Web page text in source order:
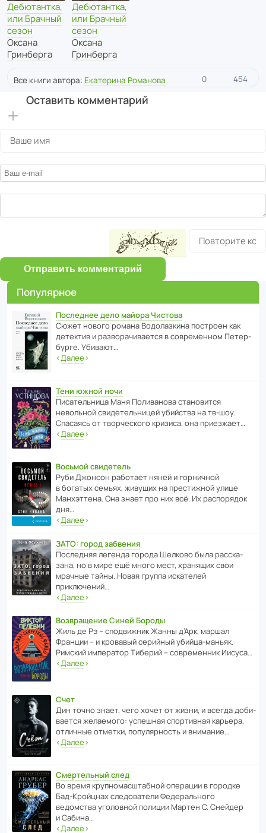
Дебютантка,
или Брачный
сезон
Оксана
Гринберга
Дебютантка,
или Брачный
сезон
Оксана
Гринберга
Все книги автора: Екатерина Романова 0 454
Оставить комментарий
Отправить комментарий
Популярное
Последнее дело майора Чистова
Сюжет нового романа Водо­ла­з­кина пост­роен как
дете­ктив и разво­ра­чи­ва­ется в совре­менном Пете­р­
бурге. Убивают…
‹Далее›
Тени южной ночи
Писа­тель­ница Маня Поли­ва­нова стано­вится
невольной свиде­тель­ницей убийства на тв-шоу.
Спасаясь от твор­че­с­кого кризиса, она приезжает…
‹Далее›
Восьмой свидетель
Руби Джонсон рабо­тает няней и горни­чной
в богатых семьях, живущих на прес­ти­жной улице
Манх­эт­тена. Она знает про них всё. Их распо­рядок
дня…
‹Далее›
ЗАТО: город забвения
После­дняя легенда города Шелково была расска­
зана, но в мире ещё много мест, хранящих свои
мрачные тайны. Новая группа иска­телей
приключений…
‹Далее›
Возвращение Синей Бороды
Жиль де Рэ – спод­ви­жник Жанны д’Арк, маршал
Франции – и кровавый серийный убийца-маньяк.
Римский импе­ратор Тиберий – совре­менник Иисуса…
‹Далее›
Счет
Дин точно знает, чего хочет от жизни, и всегда доби­
ва­ется жела­е­мого: успе­шная спор­ти­вная карьера,
отли­чные отметки, попу­ля­р­ность и внимание…
‹Далее›
Смертельный след
Во время круп­но­мас­ш­та­бной операции в городке
Бад‑Крой­цнах следо­ва­тели Феде­раль­ного
ведомства уголо­вной полиции Мартен С. Снейдер
и Сабина…
‹Далее›